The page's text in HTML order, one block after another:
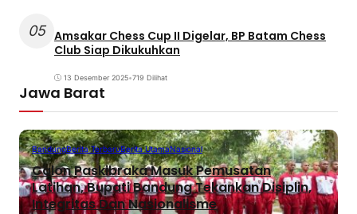
05 Amsakar Chess Cup II Digelar, BP Batam Chess
Club Siap Dikukuhkan
13 Desember 2025•719 Dilihat
Jawa Barat
BandungBerita TerbaruBerita UtamaNasional
Calon Paskibraka Masuk Pemusatan
Latihan, Bupati Bandung Tekankan Disiplin,
Integritas Dan Nasionalisme